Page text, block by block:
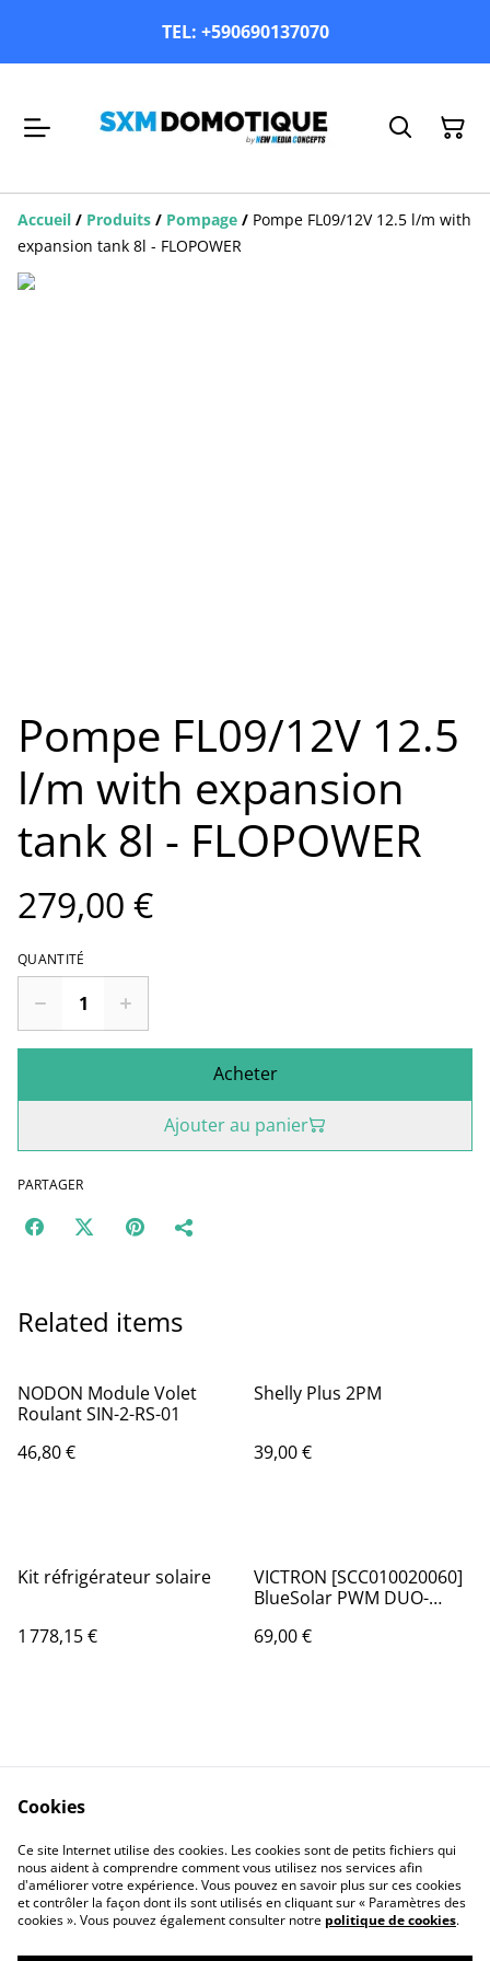
TEL: +590690137070
Accueil / Produits / Pompage / Pompe FL09/12V 12.5 l/m with
expansion tank 8l - FLOPOWER
Pompe FL09/12V 12.5
l/m with expansion
tank 8l - FLOPOWER
279,00 €
QUANTITÉ
Acheter
Ajouter au panier
PARTAGER
Related items
NODON Module Volet
Roulant SIN-2-RS-01
46,80 €
Shelly Plus 2PM
39,00 €
Kit réfrigérateur solaire
1 778,15 €
VICTRON [SCC010020060]
BlueSolar PWM DUO-
69,00 €
Contact Us
Legal Terms
Privacy Policy
Cookie Policy
Cookies
Ce site Internet utilise des cookies. Les cookies sont de petits fichiers qui
nous aident à comprendre comment vous utilisez nos services afin
d'améliorer votre expérience. Vous pouvez en savoir plus sur ces cookies
et contrôler la façon dont ils sont utilisés en cliquant sur « Paramètres des
cookies ». Vous pouvez également consulter notre politique de cookies.